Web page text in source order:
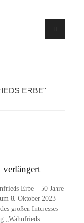
ERBE"
verlängert
Erbe – 50 Jah­re
8. Ok­to­ber 2023
gro­ßen In­ter­es­ses
„Wahn­frieds…